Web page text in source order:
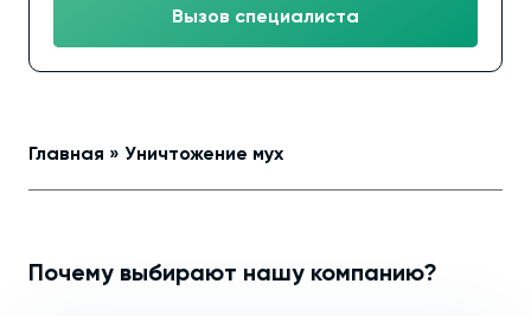
Вызов специалиста
Главная » Уничтожение мух
Почему выбирают нашу компанию?